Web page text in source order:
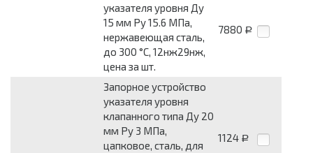
указателя уровня Ду
15 мм Pу 15.6 МПа,
нержавеющая сталь,
до 300 °С, 12нж29нж,
цена за шт.
7880 Р
Запорное устройство
указателя уровня
клапанного типа Ду 20
мм Pу 3 МПа,
цапковое, сталь, для
1124 Р